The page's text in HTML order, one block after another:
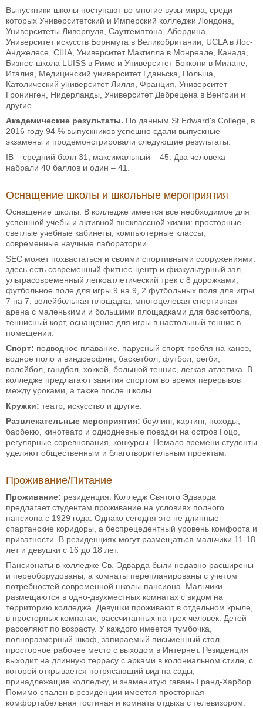
Выпускники школы поступают во многие вузы мира, среди
которых Университетский и Имперский колледжи Лондона,
Университеты Ливерпуля, Саутгемптона, Абердина,
Университет искусств Борнмута в Великобритании, UCLA в Лос-
Анджелесе, США, Университет Макгилла в Монреале, Канада,
Бизнес-школа LUISS в Риме и Университет Боккони в Милане,
Италия, Медицинский университет Гданьска, Польша,
Католический университет Лилля, Франция, Университет
Гронинген, Нидерланды, Университет Дебрецена в Венгрии и
другие.
Академические результаты. По данным St Edward's College, в
2016 году 94 % выпускников успешно сдали выпускные
экзамены и продемонстрировали следующие результаты:
IB – средний балл 31, максимальный – 45. Два человека
набрали 40 баллов и один – 41.
Оснащение школы и школьные мероприятия
Оснащение школы. В колледже имеется все необходимое для
успешной учебы и активной внеклассной жизни: просторные
светлые учебные кабинеты, компьютерные классы,
современные научные лаборатории.
SEC может похвастаться и своими спортивными сооружениями:
здесь есть современный фитнес-центр и физкультурный зал,
ультрасовременный легкоатлетический трек с 8 дорожками,
футбольное поле для игры 9 на 9, 2 футбольных поля для игры
7 на 7, волейбольная площадка, многоцелевая спортивная
арена с маленькими и большими площадками для баскетбола,
теннисный корт, оснащение для игры в настольный теннис в
помещении.
Спорт: подводное плавание, парусный спорт, гребля на каноэ,
водное поло и виндсерфинг, баскетбол, футбол, регби,
волейбол, гандбол, хоккей, большой теннис, легкая атлетика. В
колледже предлагают занятия спортом во время перерывов
между уроками, а также после школы.
Кружки: театр, искусство и другие.
Развлекательные мероприятия: боулинг, картинг, походы,
барбекю, кинотеатр и однодневные поездки на остров Гоцо,
регулярные соревнования, конкурсы. Немало времени студенты
уделяют общественным и благотворительным проектам.
Проживание/Питание
Проживание: резиденция. Колледж Святого Эдварда
предлагает студентам проживание на условиях полного
пансиона с 1929 года. Однако сегодня это не длинные
спартанские коридоры, а беспрецедентный уровень комфорта и
приватности. В резиденциях могут размещаться мальчики 11-18
лет и девушки с 16 до 18 лет.
Пансионаты в колледже Св. Эдварда были недавно расширены
и переоборудованы, а комнаты перепланированы с учетом
потребностей современной школы-пансиона. Мальчики
размещаются в одно-двухместных комнатах с видом на
территорию колледжа. Девушки проживают в отдельном крыле,
в просторных комнатах, рассчитанных на трех человек. Детей
расселяют по возрасту. У каждого имеется тумбочка,
полноразмерный шкаф, запираемый письменный стол,
просторное рабочее место с выходом в Интернет. Резиденция
выходит на длинную террасу с арками в колониальном стиле, с
которой открывается потрясающий вид на сады,
принадлежащие колледжу, и знаменитую гавань Гранд-Харбор.
Помимо спален в резиденции имеется просторная
комфортабельная гостиная и комната отдыха с телевизором.